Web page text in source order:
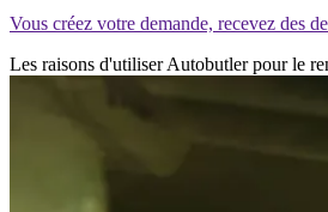
Vous créez votre demande, recevez des
Les raisons d'utiliser Autobutler pour le